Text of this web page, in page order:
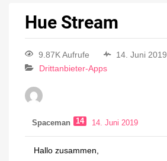
Hue Stream
9.87K Aufrufe
14. Juni 2019
Drittanbieter-Apps
Spaceman 14 14. Juni 2019
Hallo zusammen,